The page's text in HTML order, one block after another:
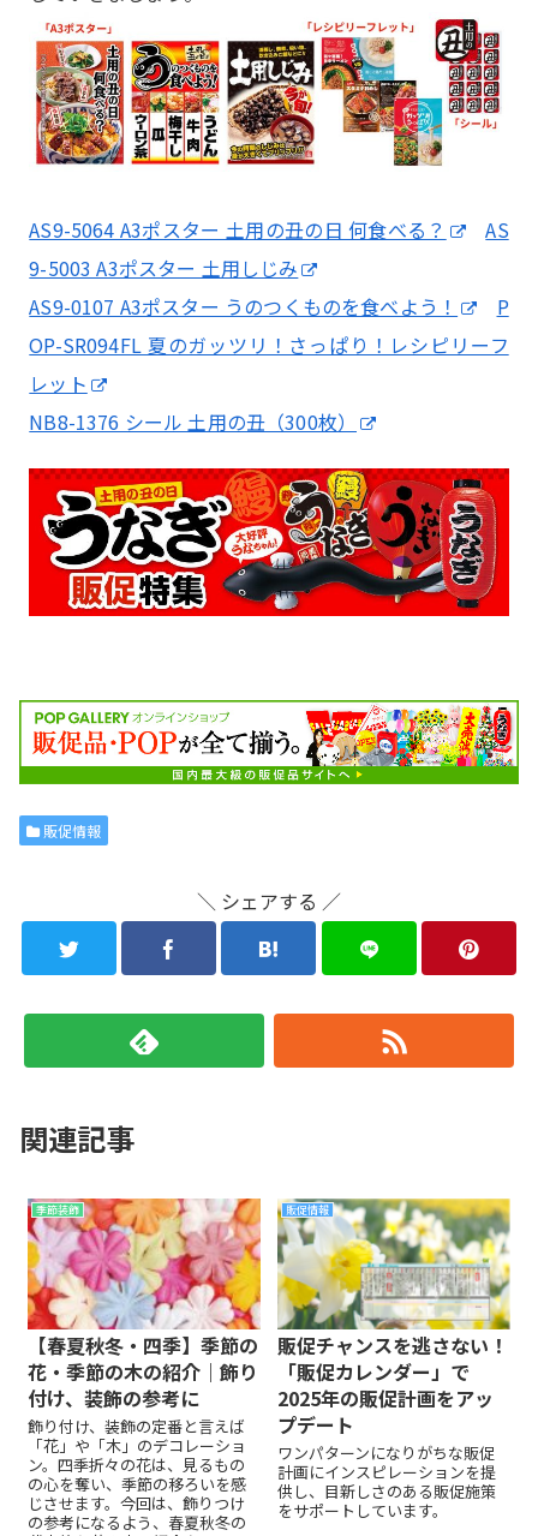
AS9-5064 A3ポスター 土用の丑の日 何食べる？
AS
9-5003 A3ポスター 土用しじみ
AS9-0107 A3ポスター うのつくものを食べよう！
P
OP-SR094FL 夏のガッツリ！さっぱり！レシピリーフ
レット
NB8-1376 シール 土用の丑（300枚）
販促情報
＼ シェアする ／
関連記事
季節装飾
【春夏秋冬・四季】季節の
花・季節の木の紹介｜飾り
付け、装飾の参考に
飾り付け、装飾の定番と言えば
「花」や「木」のデコレーショ
ン。四季折々の花は、見るもの
の心を奪い、季節の移ろいを感
じさせます。今回は、飾りつけ
の参考になるよう、春夏秋冬の
販促情報
販促チャンスを逃さない！
「販促カレンダー」で
2025年の販促計画をアッ
プデート
ワンパターンになりがちな販促
計画にインスピレーションを提
供し、目新しさのある販促施策
をサポートしています。